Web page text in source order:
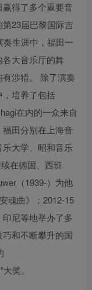
得了多个重要音
23届巴黎国际吉
生涯中，福田一
大音乐厅的舞
涉猎。 除了演奏
培养了包括
在内的一众来自
田分别在上海音
大学、昭和音乐
在德国、西班
（1939-）为他
魂曲》；2012-15
尼等地举办了多
和不断攀升的国
奖。